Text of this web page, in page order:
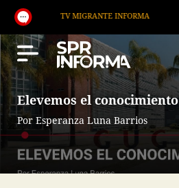
TV MIGRANTE INFORMA OPINIÓN
Elevemos el conocimiento
Por Esperanza Luna Barrios